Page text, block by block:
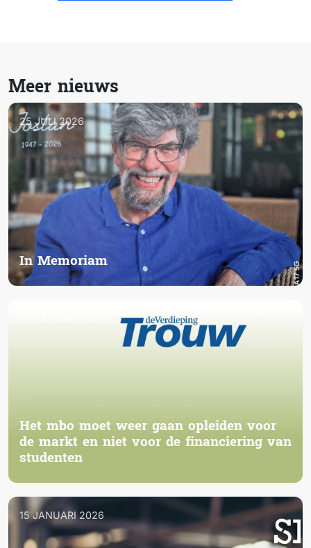
Meer nieuws
25 JULI 2026
In Memoriam
Het mbo moet weer gaan opleiden voor
de markt en niet voor de financiering van
studenten
15 JANUARI 2026